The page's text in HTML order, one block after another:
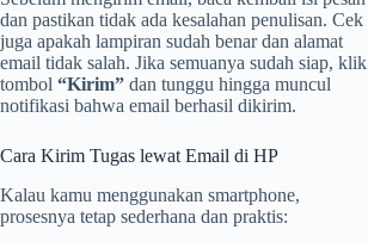
dan pastikan tidak ada kesalahan penulisan. Cek
juga apakah lampiran sudah benar dan alamat
email tidak salah. Jika semuanya sudah siap, klik
tombol “Kirim” dan tunggu hingga muncul
notifikasi bahwa email berhasil dikirim.
Cara Kirim Tugas lewat Email di HP
Kalau kamu menggunakan smartphone,
prosesnya tetap sederhana dan praktis: